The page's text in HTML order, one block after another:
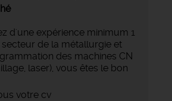
d'une expérience minimum 1
secteur de la métallurgie et
des machines CN
laser), vous êtes le bon
votre cv